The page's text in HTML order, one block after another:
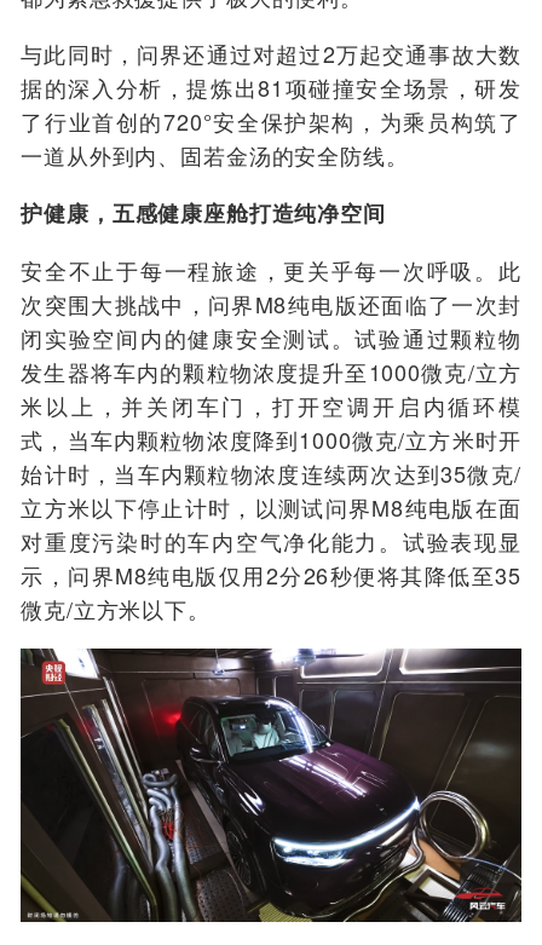
与此同时， 问界还通过对超过2万起交通事故大数
据的深入分析，提炼出81项碰撞安全场景，研发
了行业首创的720°安全保护架构，为乘员构筑了
一道从外到内、固若金汤的安全防线。
护健康，五感健康座舱打造纯净空间
安全不止于每一程旅途，更关乎每一次呼吸。此
次突围大挑战中， 问界M8纯电版还面临了一次封
闭实验空间内的健康安全测试。试验通过颗粒物
发生器将车内的颗粒物浓度提升至1000微克/立方
米以上，并关闭车门，打开空调开启内循环模
式，当车内颗粒物浓度降到1000微克/立方米时开
始计时，当车内颗粒物浓度连续两次达到35微克/
立方米以下停止计时，以测试问界M8纯电版在面
对重度污染时的车内空气净化能力。 试验表现显
示，问界M8纯电版仅用2分26秒便将其降低至35
微克/立方米以下。